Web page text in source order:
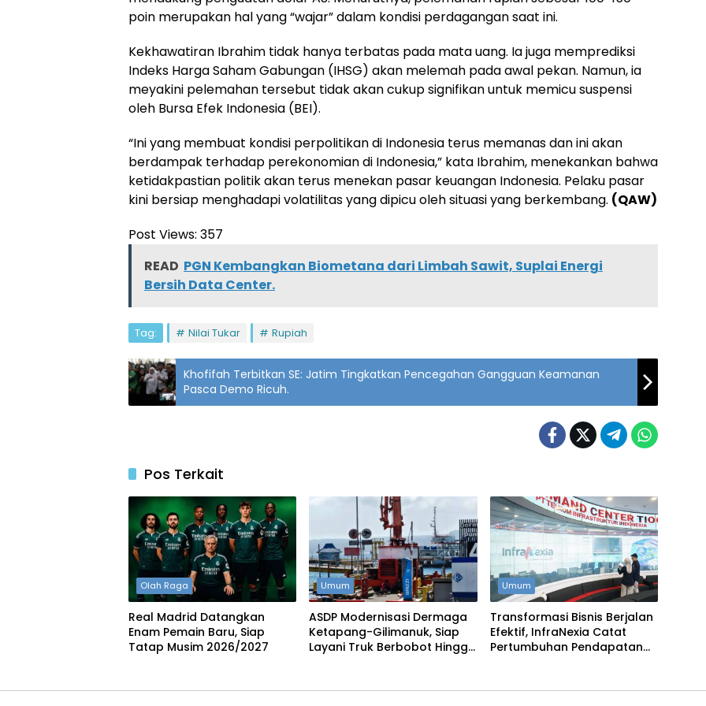
poin merupakan hal yang “wajar” dalam kondisi perdagangan saat ini.
Kekhawatiran Ibrahim tidak hanya terbatas pada mata uang. Ia juga memprediksi
Indeks Harga Saham Gabungan (IHSG) akan melemah pada awal pekan. Namun, ia
meyakini pelemahan tersebut tidak akan cukup signifikan untuk memicu suspensi
oleh Bursa Efek Indonesia (BEI).
“Ini yang membuat kondisi perpolitikan di Indonesia terus memanas dan ini akan
berdampak terhadap perekonomian di Indonesia,” kata Ibrahim, menekankan bahwa
ketidakpastian politik akan terus menekan pasar keuangan Indonesia. Pelaku pasar
kini bersiap menghadapi volatilitas yang dipicu oleh situasi yang berkembang. (QAW)
Post Views: 357
READ PGN Kembangkan Biometana dari Limbah Sawit, Suplai Energi
Bersih Data Center.
Tag: Nilai Tukar Rupiah
Khofifah Terbitkan SE: Jatim Tingkatkan Pencegahan Gangguan Keamanan
Pasca Demo Ricuh.
Pos Terkait
Olah Raga
Real Madrid Datangkan
Enam Pemain Baru, Siap
Tatap Musim 2026/2027
Umum
ASDP Modernisasi Dermaga
Ketapang-Gilimanuk, Siap
Layani Truk Berbobot Hingga
Umum
Transformasi Bisnis Berjalan
Efektif, InfraNexia Catat
Pertumbuhan Pendapatan